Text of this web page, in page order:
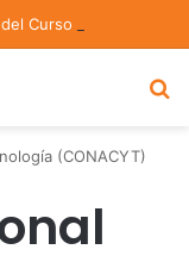
(CONACYT)